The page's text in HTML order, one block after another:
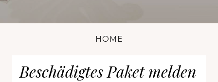
HOME
Beschädigtes Paket melden